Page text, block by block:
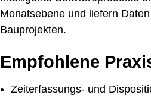
Monatsebene und liefern
Bauprojekten.
Empfohlene
Zeiterfassungs- und